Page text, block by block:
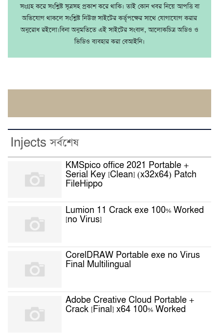
সংগ্রহ করে সংশ্লিষ্ট সূত্রসহ প্রকাশ করে থাকি। তাই কোন খবর নিয়ে আপত্তি বা
অভিযোগ থাকলে সংশ্লিষ্ট নিউজ সাইটের কর্তৃপক্ষের সাথে যোগাযোগ করার
অনুরোধ রইলো।বিনা অনুমতিতে এই সাইটের সংবাদ, আলোকচিত্র অডিও ও
ভিডিও ব্যবহার করা বেআইনি।
Injects সর্বশেষ
KMSpico office 2021 Portable +
Serial Key [Clean] (x32x64) Patch
FileHippo
Lumion 11 Crack exe 100% Worked
[no Virus]
CorelDRAW Portable exe no Virus
Final Multilingual
Adobe Creative Cloud Portable +
Crack [Final] x64 100% Worked